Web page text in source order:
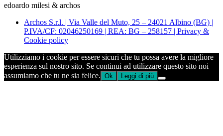
edoardo milesi & archos
Archos S.r.l. | Via Valle del Muto, 25 – 24021 Albino (BG) |
P.IVA/CF: 02046250169 | REA: BG – 258157 | Privacy &
Cookie policy
Utilizziamo i cookie per essere sicuri che tu possa avere la migliore
esperienza sul nostro sito. Se continui ad utilizzare questo sito noi
assumiamo che tu ne sia felice. Ok Leggi di più